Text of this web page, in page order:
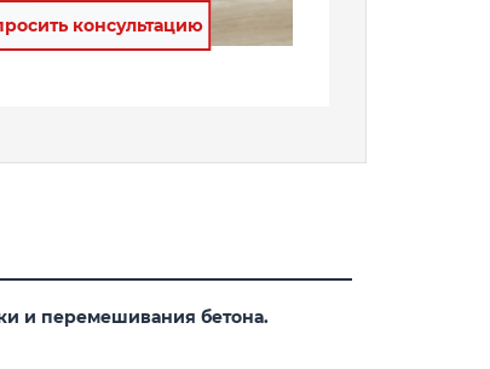
консультацию
и перемешивания бетона.